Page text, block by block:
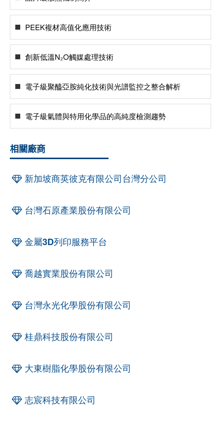
PEEK複材高值化應用技術
創新低溫N₂O觸媒處理技術
電子級聚醯亞胺純化技術與光譜監控之整合解析
電子級氣體與特用化學品的高純度檢測趨勢
相關廠商
新加坡商英彼克有限公司台灣分公司
台灣石原產業股份有限公司
金屬3D列印服務平台
喬越實業股份有限公司
台灣永光化學股份有限公司
桂鼎科技股份有限公司
大東樹脂化學股份有限公司
志宸科技有限公司